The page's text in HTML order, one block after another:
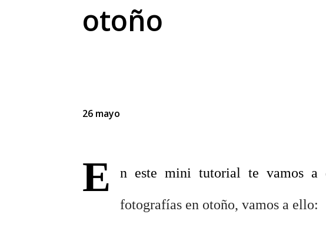
otoño
26 mayo
E n este mini tutorial te vamos a
fotografías en otoño, vamos a ello: